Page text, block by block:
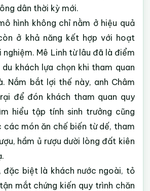
dân thời kỳ mới.
hình không chỉ nằm ở hiệu quả
ở khả năng kết hợp với hoạt
Mê Linh từ lâu đã là điểm
khách lựa chọn khi tham quan
Nắm bắt lợi thế này, anh Châm
để đón khách tham quan quy
hiểu tập tính sinh trưởng cũng
các món ăn chế biến từ dế, tham
hầm ủ rượu dười lòng đất kiên
đặc biệt là khách nước ngoài, tỏ
mắt chứng kiến quy trình chăn